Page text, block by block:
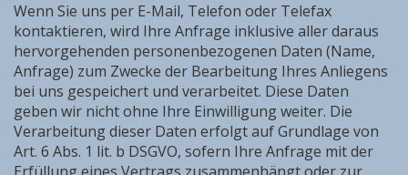
Wenn Sie uns per E-Mail, Telefon oder Telefax
kontaktieren, wird Ihre Anfrage inklusive aller daraus
hervorgehenden personenbezogenen Daten (Name,
Anfrage) zum Zwecke der Bearbeitung Ihres Anliegens
bei uns gespeichert und verarbeitet. Diese Daten
geben wir nicht ohne Ihre Einwilligung weiter. Die
Verarbeitung dieser Daten erfolgt auf Grundlage von
Art. 6 Abs. 1 lit. b DSGVO, sofern Ihre Anfrage mit der